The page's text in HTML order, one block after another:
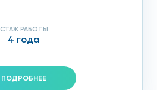
СТАЖ РАБОТЫ
4 года
ПОДРОБНЕЕ